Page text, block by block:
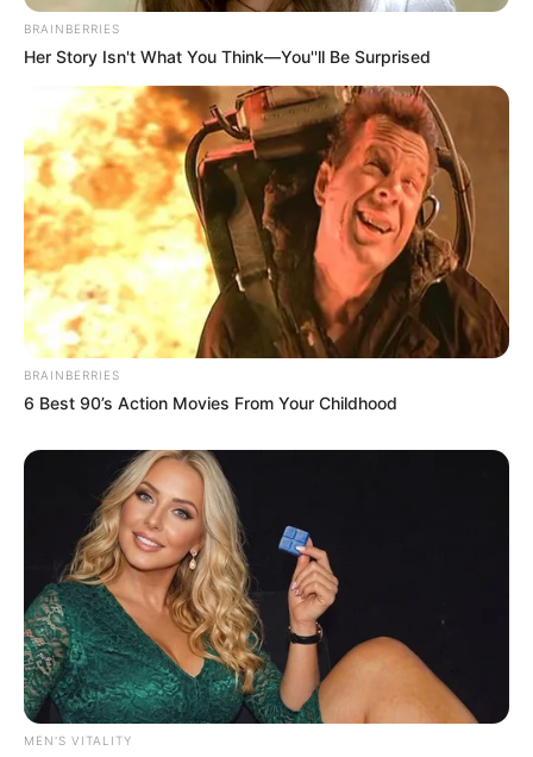
BRAINBERRIES
Her Story Isn't What You Think—You''ll Be Surprised
BRAINBERRIES
6 Best 90’s Action Movies From Your Childhood
MEN'S VITALITY